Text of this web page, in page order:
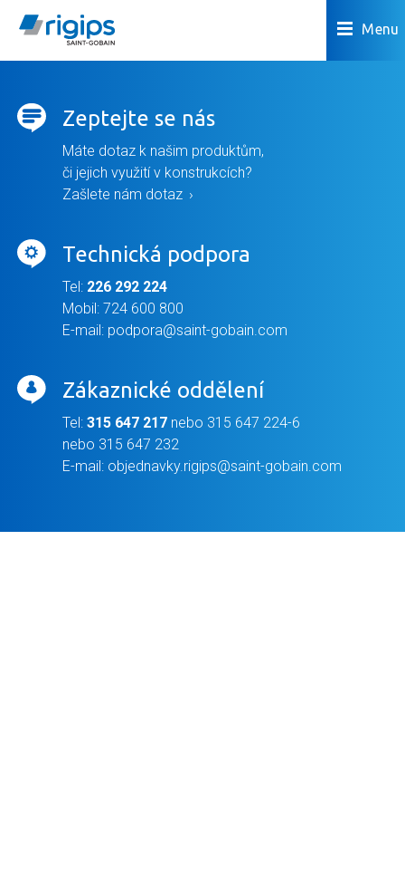
Menu
Zeptejte se nás
Máte dotaz k našim produktům,
či jejich využití v konstrukcích?
Zašlete nám dotaz
Technická podpora
Tel: 226 292 224
Mobil: 724 600 800
E-mail: podpora@saint-gobain.com
Zákaznické oddělení
Tel: 315 647 217 nebo 315 647 224-6
nebo 315 647 232
E-mail: objednavky.rigips@saint-gobain.com